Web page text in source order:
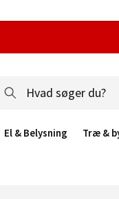
El & Belysning Træ &